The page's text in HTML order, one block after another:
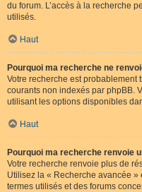
du forum. L’accès à la recherche
utilisés.
Haut
Pourquoi ma recherche ne
Votre recherche est probablement
courants non indexés par phpBB.
utilisant les options disponibles
Haut
Pourquoi ma recherche renvoie
Votre recherche renvoie plus de
Utilisez la « Recherche avancée
termes utilisés et des forums